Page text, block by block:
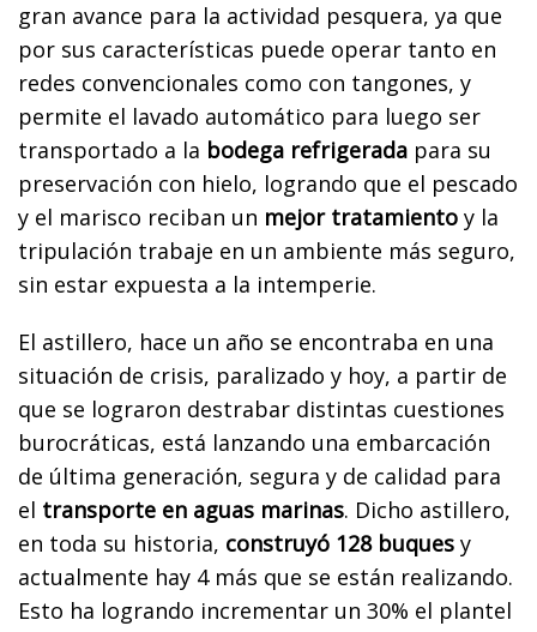
gran avance para la actividad pesquera, ya que
por sus características puede operar tanto en
redes convencionales como con tangones, y
permite el lavado automático para luego ser
transportado a la bodega refrigerada para su
preservación con hielo, logrando que el pescado
y el marisco reciban un mejor tratamiento y la
tripulación trabaje en un ambiente más seguro,
sin estar expuesta a la intemperie.
El astillero, hace un año se encontraba en una
situación de crisis, paralizado y hoy, a partir de
que se lograron destrabar distintas cuestiones
burocráticas, está lanzando una embarcación
de última generación, segura y de calidad para
el transporte en aguas marinas. Dicho astillero,
en toda su historia, construyó 128 buques y
actualmente hay 4 más que se están realizando.
Esto ha logrando incrementar un 30% el plantel